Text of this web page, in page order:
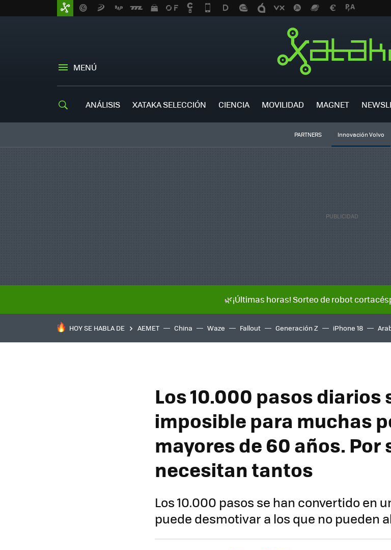
MENÚ
ANÁLISIS XATAKA SELECCIÓN CIENCIA MOVILIDAD MAGNET
PARTNERS Innovación Volvo
🌿¡Últimas horas! Sorteo de robot
HOY SE HABLA DE AEMET China Waze Fallout Generación Z iPhone 18
Los 10.000 pasos diarios
imposible para muchas
mayores de 60 años. Por
necesitan tantos
Los 10.000 pasos se han convertido en
puede desmotivar a los que no pueden